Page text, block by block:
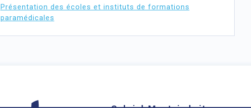
Présentation des écoles et instituts de formations
paramédicales